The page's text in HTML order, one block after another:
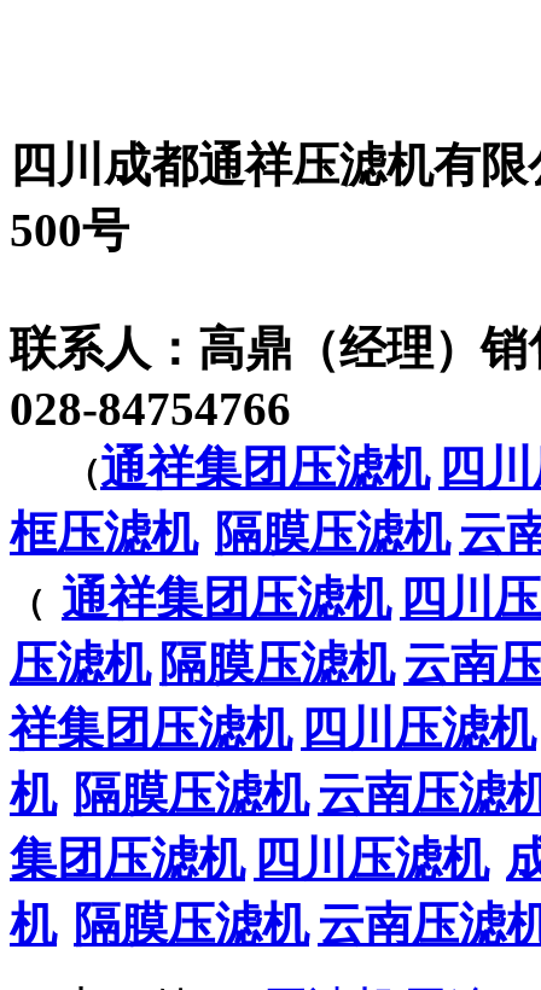
四川成都通祥压滤机有
500号
联系人：高鼎（经理）销
028-84754766
（通祥集团压滤机 四
框压滤机 隔膜压滤机 云
（ 通祥集团压滤机 四川
压滤机 隔膜压滤机 云南
祥集团压滤机 四川压滤机
机 隔膜压滤机 云南压滤
集团压滤机 四川压滤机
机 隔膜压滤机 云南压滤